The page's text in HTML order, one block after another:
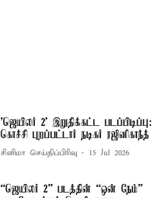
'ஜெயிலர் 2’ இறுதிக்கட்ட படப்பிடிப்பு:
கொச்சி புறப்பட்டார் நடிகர் ரஜினிகாந்த்
சினிமா செய்திப்பிரிவு 15 Jul 2026
“ஜெயிலர் 2” படத்தின் “ஒன் நேம்”